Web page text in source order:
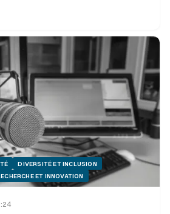
DIVERSITÉ ET INCLUSION
ET INNOVATION